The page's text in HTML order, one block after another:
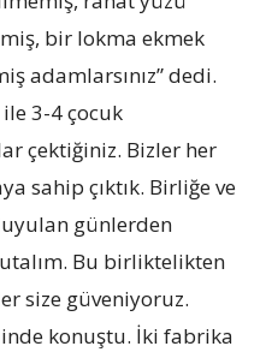
bir lokma ekmek
adamlarsınız” dedi.
3-4 çocuk
çektiğiniz. Bizler her
sahip çıktık. Birliğe ve
günlerden
Bu birliktelikten
size güveniyoruz.
konuştu. İki fabrika